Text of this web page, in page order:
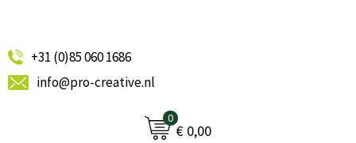
+31 (0)85 060 1686
info@pro-creative.nl
0
€ 0,00